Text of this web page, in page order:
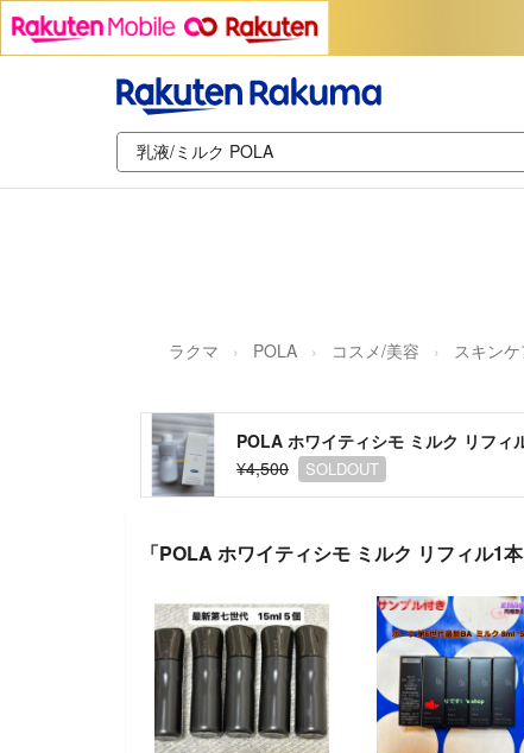
ラクマ POLA コスメ/美容 スキン
POLA ホワイティシモ ミルク リフィ
¥4,500
SOLDOUT
「POLA ホワイティシモ ミルク リフィル1